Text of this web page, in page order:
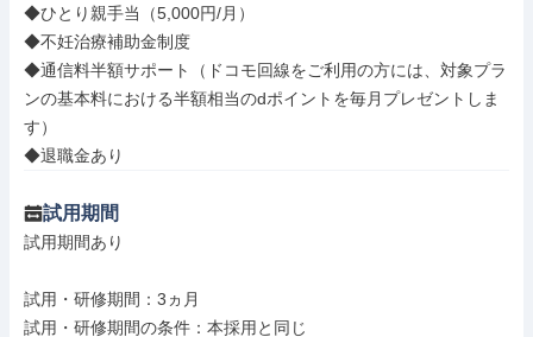
◆ひとり親手当（5,000円/月）
◆不妊治療補助金制度
◆通信料半額サポート（ドコモ回線をご利用の方には、対象プラ
ンの基本料における半額相当のdポイントを毎月プレゼントしま
す）
◆退職金あり
試用期間
試用期間あり
試用・研修期間：3ヵ月